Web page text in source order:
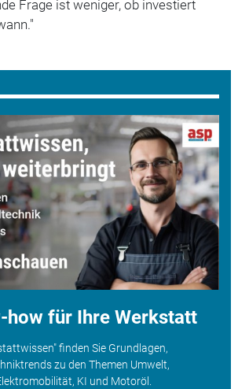
Frage ist weniger, ob investiert
how für Ihre Werkstatt
finden Sie Grundlagen,
zu den Themen Umwelt,
KI und Motoröl.